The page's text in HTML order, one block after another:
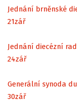
Jednání brněnské
21zář
Jednání diecézní
24zář
Generální synoda
30zář